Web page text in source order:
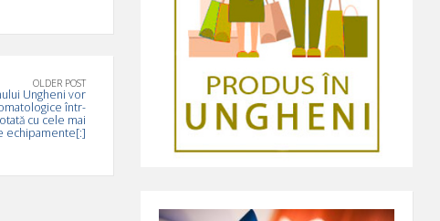
OLDER POST
Ungheni vor
într-
cu cele mai
echipamente[:]